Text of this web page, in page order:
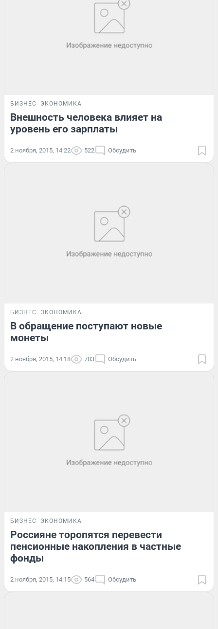
БИЗНЕС ЭКОНОМИКА
Внешность человека влияет на
уровень его зарплаты
2 ноября, 2015, 14:22 522 Обсудить
БИЗНЕС ЭКОНОМИКА
В обращение поступают новые
монеты
2 ноября, 2015, 14:18 703 Обсудить
БИЗНЕС ЭКОНОМИКА
Россияне торопятся перевести
пенсионные накопления в частные
фонды
2 ноября, 2015, 14:15 564 Обсудить